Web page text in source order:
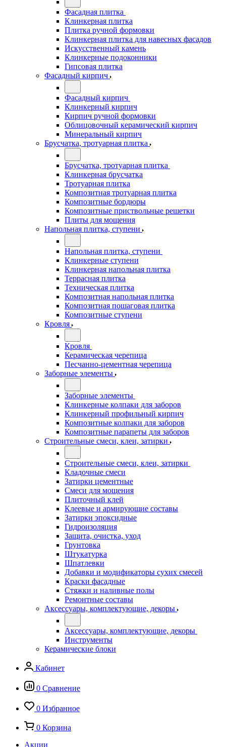
Фасадная плитка
Клинкерная плитка
Плитка ручной формовки
Клинкерная плитка для навесных фасадов
Искусственный камень
Клинкерные подоконники
Гипсовая плитка
Фасадный кирпич
Фасадный кирпич
Клинкерный кирпич
Кирпич ручной формовки
Облицовочный керамический кирпич
Минеральный кирпич
Брусчатка, тротуарная плитка
Брусчатка, тротуарная плитка
Клинкерная брусчатка
Тротуарная плитка
Композитная тротуарная плитка
Композитные бордюры
Композитные приствольные решетки
Плиты для мощения
Напольная плитка, ступени
Напольная плитка, ступени
Клинкерные ступени
Клинкерная напольная плитка
Террасная плитка
Техническая плитка
Композитная напольная плитка
Композитная пошаговая плитка
Композитные ступени
Кровля
Кровля
Керамическая черепица
Песчанно-цементная черепица
Заборные элементы
Заборные элементы
Клинкерные колпаки для заборов
Клинкерный профильный кирпич
Композитные колпаки для заборов
Композитные парапеты для заборов
Строительные смеси, клеи, затирки
Строительные смеси, клеи, затирки
Кладочные смеси
Затирки цементные
Смеси для мощения
Плиточный клей
Клеевые и армирующие составы
Затирки эпоксидные
Гидроизоляция
Защита, очистка, уход
Грунтовка
Штукатурка
Шпатлевки
Добавки и модификаторы сухих смесей
Краски фасадные
Стяжки и наливные полы
Ремонтные составы
Аксессуары, комплектующие, декоры
Аксессуары, комплектующие, декоры
Инструменты
Керамические блоки
Кабинет
0 Сравнение
0 Избранное
0 Корзина
Акции